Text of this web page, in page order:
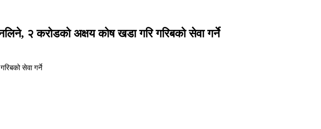
२ करोडको अक्षय कोष खडा गरि गरिबको सेवा गर्ने
सेवा गर्ने